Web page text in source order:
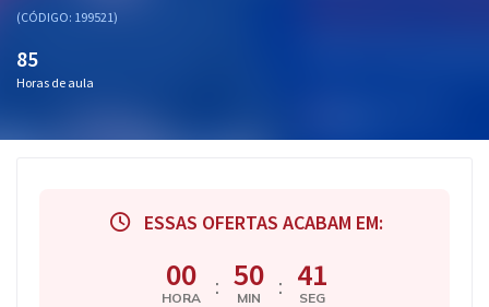
OAB
Mentorias
(CÓDIGO: 199521)
85
Horas de aula
ESSAS OFERTAS ACABAM EM:
00
HORA : 50
MIN : 40
SEG